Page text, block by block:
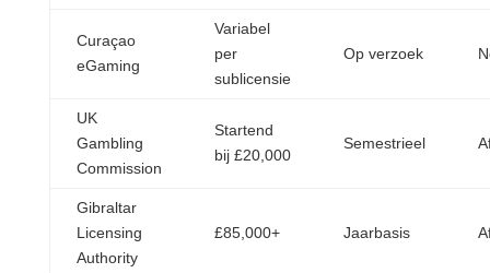
Curaçao
eGaming
Variabel
per
sublicensie
Op verzoek
UK
Gambling
Commission
Startend
bij £20,000
Semestrieel
Gibraltar
Licensing
Authority
£85,000+ Jaarbasis